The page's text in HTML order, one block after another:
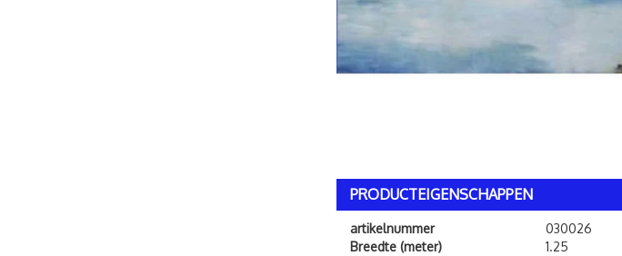
PRODUCTEIGENSCHAPPEN
artikelnummer
030026
Breedte (meter)
1.25